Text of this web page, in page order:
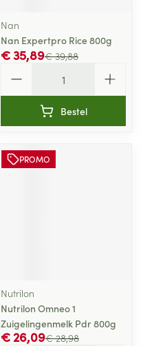
Nan
Nan Expertpro Rice 800g
€ 39,88
€ 35,89
Bestel
PROMO
Nutrilon
Nutrilon Omneo 1
Zuigelingenmelk Pdr 800g
€ 28,98
€ 26,09